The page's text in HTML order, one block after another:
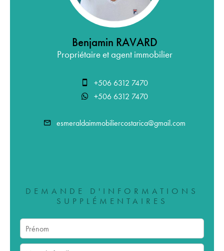
Benjamin RAVARD
Propriétaire et agent immobilier
+506 6312 7470
+506 6312 7470
esmeraldaimmobiliercostarica@gmail.com
DEMANDE D'INFORMATIONS
SUPPLÉMENTAIRES